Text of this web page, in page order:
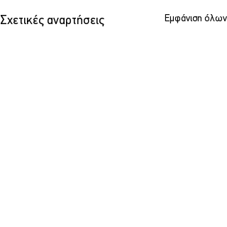
Σχετικές αναρτήσεις Εμφάνιση όλων